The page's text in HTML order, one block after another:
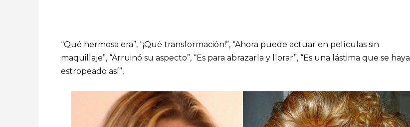
“Qué hermosa era”, “¡Qué transformación!”, “Ahora puede actuar en películas sin
maquillaje”, “Arruinó su aspecto”, “Es para abrazarla y llorar”, “Es una lástima que se haya
estropeado así”,